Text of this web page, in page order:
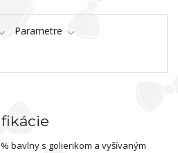
Parametre
bavlny s golierikom a vyšívaným